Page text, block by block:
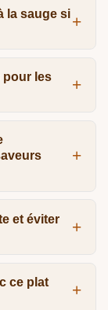
la sauge si
pour les
et éviter
ce plat